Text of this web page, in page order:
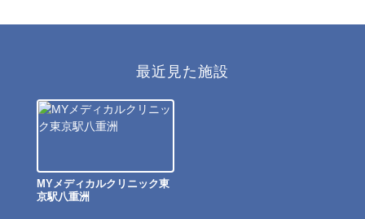
最近見た施設
MYメディカルクリニック東
京駅八重洲